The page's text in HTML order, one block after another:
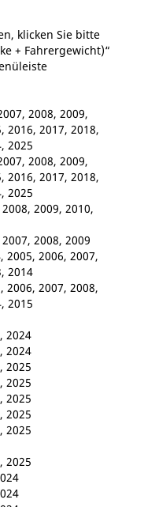
klicken Sie bitte
+ Fahrergewicht)“
2008, 2009,
2016, 2017, 2018,
2025
2008, 2009,
2016, 2017, 2018,
2025
2009, 2010,
2008, 2009
2005, 2006, 2007,
2014
2006, 2007, 2008,
2015
2024
2024
2025
2025
2025
2025
2025
2025